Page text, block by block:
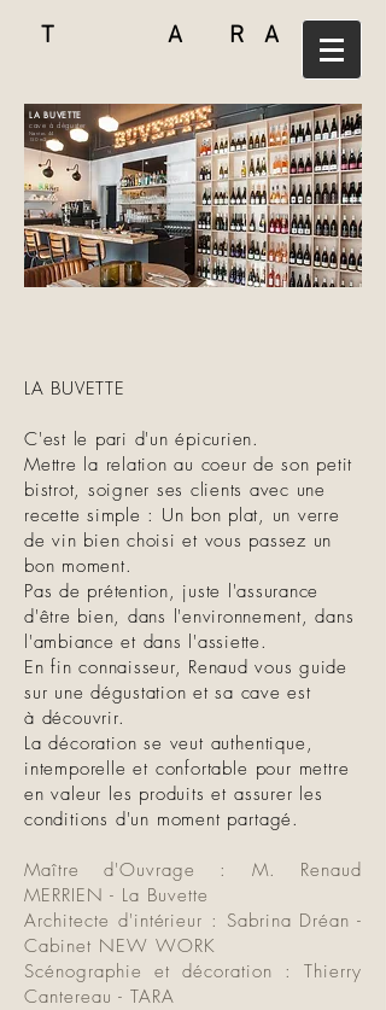
T A R A
LA BUVETTE
cave à déguster
Nantes 44
150 m2
LA BUVETTE
C'est le pari d'un épicurien.
Mettre la relation au coeur de son petit
bistrot, soigner ses clients avec une
recette simple : Un bon plat, un verre
de vin bien choisi et vous passez un
bon moment.
Pas de prétention, juste l'assurance
d'être bien, dans l'environnement, dans
l'ambiance et dans l'assiette.
En fin connaisseur, Renaud vous guide
sur une dégustation et sa cave est
à découvrir.
La décoration se veut authentique,
intemporelle et confortable pour mettre
en valeur les produits et assurer les
conditions d'un moment partagé.
Maître d'Ouvrage : M. Renaud
MERRIEN - La Buvette
Architecte d'intérieur : Sabrina Dréan -
Cabinet NEW WORK
Scénographie et décoration : Thierry
Cantereau - TARA